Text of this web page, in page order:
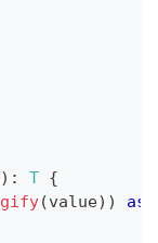
) : T {
(value) ) as